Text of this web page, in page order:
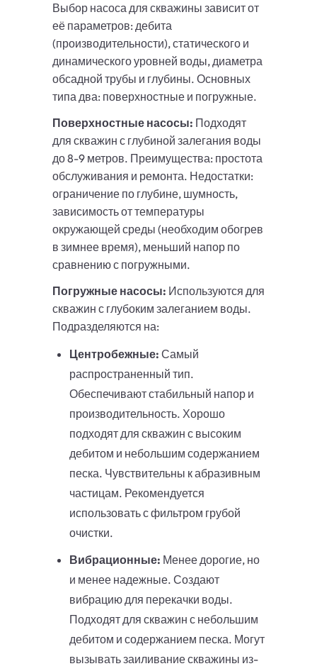
Выбор насоса для скважины зависит от
её параметров: дебита
(производительности), статического и
динамического уровней воды, диаметра
обсадной трубы и глубины. Основных
типа два: поверхностные и погружные.
Поверхностные насосы: Подходят
для скважин с глубиной залегания воды
до 8-9 метров. Преимущества: простота
обслуживания и ремонта. Недостатки:
ограничение по глубине, шумность,
зависимость от температуры
окружающей среды (необходим обогрев
в зимнее время), меньший напор по
сравнению с погружными.
Погружные насосы: Используются для
скважин с глубоким залеганием воды.
Подразделяются на:
Центробежные: Самый
распространенный тип.
Обеспечивают стабильный напор и
производительность. Хорошо
подходят для скважин с высоким
дебитом и небольшим содержанием
песка. Чувствительны к абразивным
частицам. Рекомендуется
использовать с фильтром грубой
очистки.
Вибрационные: Менее дорогие, но
и менее надежные. Создают
вибрацию для перекачки воды.
Подходят для скважин с небольшим
дебитом и содержанием песка. Могут
вызывать заиливание скважины из-